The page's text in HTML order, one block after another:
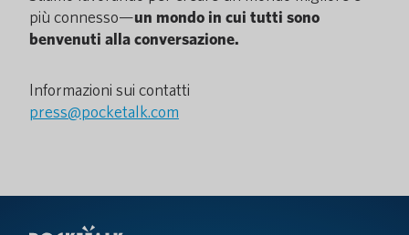
più connesso—un mondo in cui tutti sono
benvenuti alla conversazione.
Informazioni sui contatti
press@pocketalk.com